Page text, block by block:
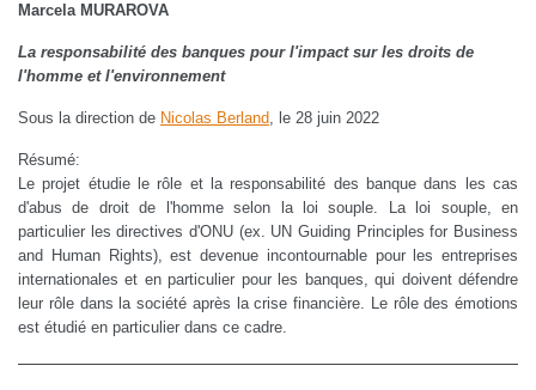
Marcela MURAROVA
La responsabilité des banques pour l'impact sur les droits de
l'homme et l'environnement
Sous la direction de Nicolas Berland, le 28 juin 2022
Résumé:
Le projet étudie le rôle et la responsabilité des banque dans les cas
d'abus de droit de l'homme selon la loi souple. La loi souple, en
particulier les directives d'ONU (ex. UN Guiding Principles for Business
and Human Rights), est devenue incontournable pour les entreprises
internationales et en particulier pour les banques, qui doivent défendre
leur rôle dans la société après la crise financière. Le rôle des émotions
est étudié en particulier dans ce cadre.